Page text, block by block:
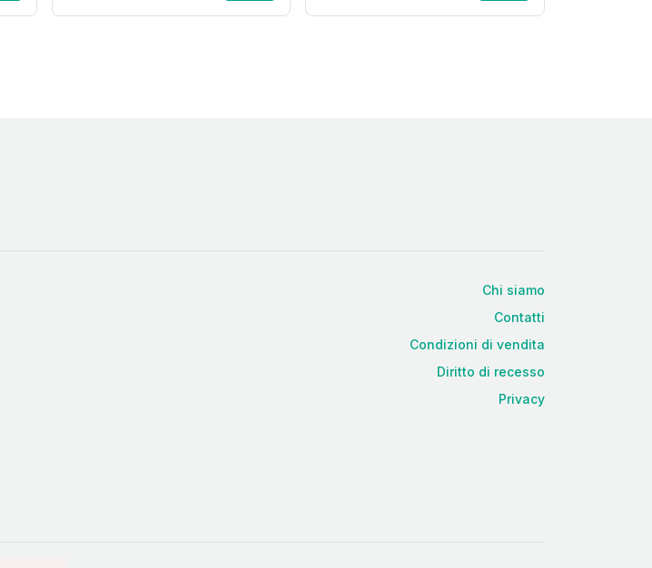
Chi siamo
Contatti
Condizioni di vendita
Diritto di recesso
Privacy